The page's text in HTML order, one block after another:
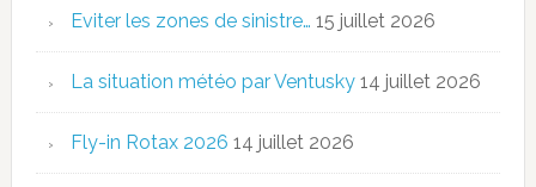
Eviter les zones de sinistre… 15 juillet 2026
La situation météo par Ventusky 14 juillet 2026
Fly-in Rotax 2026 14 juillet 2026